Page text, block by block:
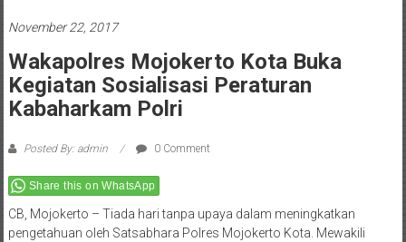
November 22, 2017
Wakapolres Mojokerto Kota Buka
Kegiatan Sosialisasi Peraturan
Kabaharkam Polri
Posted By: admin 0 Comment
Share this on WhatsApp
CB, Mojokerto – Tiada hari tanpa upaya dalam meningkatkan
pengetahuan oleh Satsabhara Polres Mojokerto Kota. Mewakili